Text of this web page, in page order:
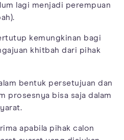
lagi menjadi perempuan
kemungkinan bagi
khitbah dari pihak
bentuk persetujuan dan
prosesnya bisa saja dalam
apabila pihak calon